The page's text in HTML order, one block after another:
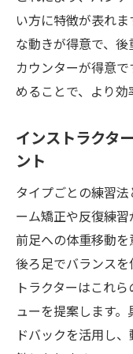
い方に特徴が表れ
な動きが得意で、
カウンターが得意
めることで、より効
インストラクタ
ント
タイプごとの練習
ーム矯正や反復練
前足への体重移動を
後ろ足でバランス
トラクターはこれ
ューを提案します
ドバックを活用し